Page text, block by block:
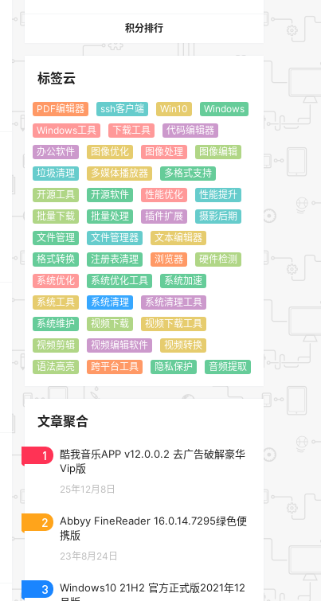
积分排行
标签云
PDF编辑器 ssh客户端 Win10
Windows
Windows工具
下载工具
代码编辑器
办公软件
图像优化 图像处理
图像编辑
垃圾清理
多媒体播放器
多格式支持
开源工具
开源软件 性能优化
性能提升
批量下载
批量处理 插件扩展
摄影后期
文件管理
文件管理器
文本编辑器
格式转换
注册表清理 浏览器
硬件检测
系统优化
系统优化工具
系统加速
系统工具
系统清理
系统清理工具
系统维护
视频下载
视频下载工具
视频剪辑
视频编辑软件
视频转换
语法高亮
跨平台工具 隐私保护 音频提取
文章聚合
1
酷我音乐APP v12.0.0.2 去广告破解豪华
Vip版
25年12月8日
2
Abbyy FineReader 16.0.14.7295绿色便
携版
23年8月24日
3
Windows10 21H2 官方正式版2021年12